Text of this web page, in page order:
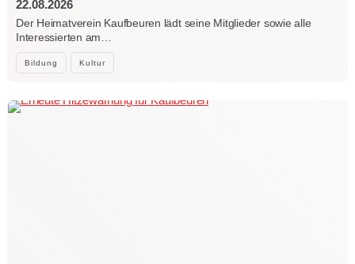
Bildung Kultur
22.08.2026
Der Heimatverein Kaufbeuren lädt seine Mitglieder sowie alle
Interessierten am…